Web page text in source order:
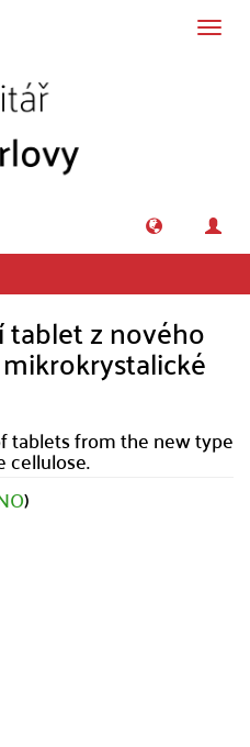
z nového
tablets from the new type
cellulose.
)